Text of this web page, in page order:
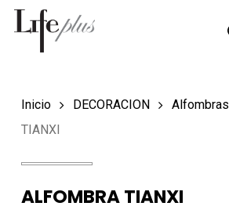
Skip
Búsqueda
productos
Inicio DECORACION Alfombras
TIANXI
ALFOMBRA TIANXI